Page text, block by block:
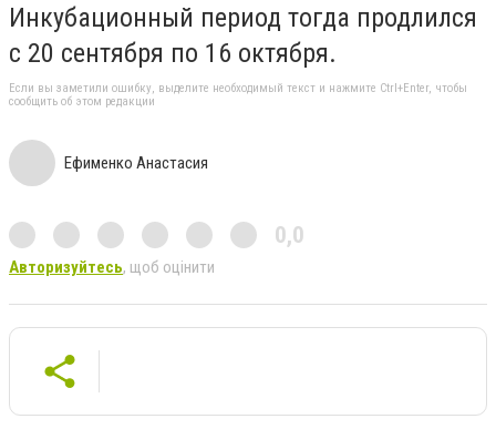
Инкубационный период тогда продлился
с 20 сентября по 16 октября.
Если вы заметили ошибку, выделите необходимый текст и нажмите Ctrl+Enter, чтобы
сообщить об этом редакции
Ефименко Анастасия
0,0
Авторизуйтесь, щоб оцінити